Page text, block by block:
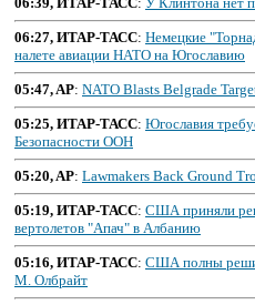
06:27, ИТАР-ТАСС: Немецкие
налете авиации НАТО на Югославию
05:47, AP: NATO Blasts Belgrade
05:25, ИТАР-ТАСС: Югославия
Безопасности ООН
05:20, AP: Lawmakers Back Ground
05:19, ИТАР-ТАСС: США приняли
вертолетов "Апач" в Албанию
05:16, ИТАР-ТАСС: США полны
М. Олбрайт